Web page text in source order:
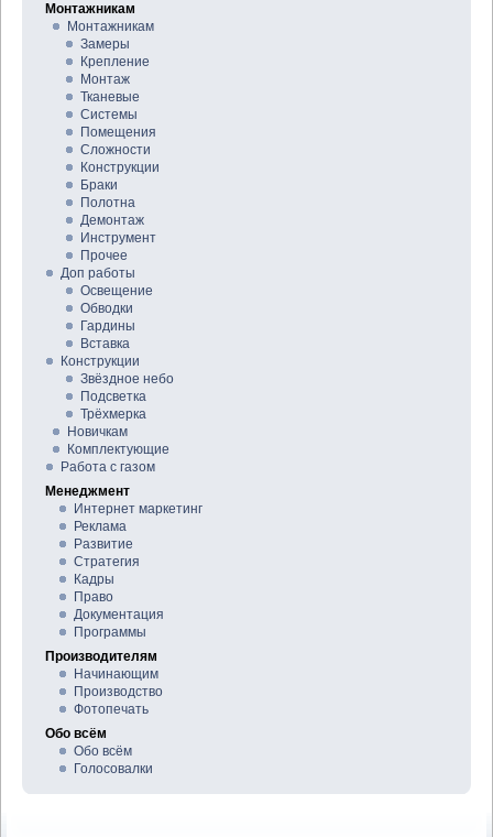
Монтажникам
Монтажникам
Замеры
Крепление
Монтаж
Тканевые
Системы
Помещения
Сложности
Конструкции
Браки
Полотна
Демонтаж
Инструмент
Прочее
Доп работы
Освещение
Обводки
Гардины
Вставка
Конструкции
Звёздное небо
Подсветка
Трёхмерка
Новичкам
Комплектующие
Работа с газом
Менеджмент
Интернет маркетинг
Реклама
Развитие
Стратегия
Кадры
Право
Документация
Программы
Производителям
Начинающим
Производство
Фотопечать
Обо всём
Обо всём
Голосовалки